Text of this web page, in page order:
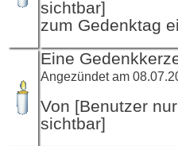
sichtbar]
zum Gedenktag
Eine
Angezündet am
Von [Benutzer
sichtbar]